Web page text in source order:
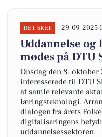
DET SKER 29-09-2025
Uddannelse
mødes på DTU
Onsdag den 8.
interesserede til DTU
at samle relevante
læringsteknologi.
dialogen fra årets
digitaliseringens
uddannelsessektoren.